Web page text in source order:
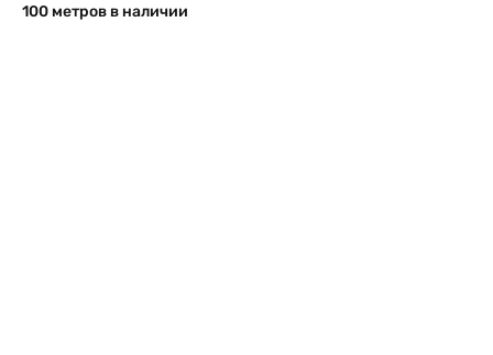
100 метров в наличии